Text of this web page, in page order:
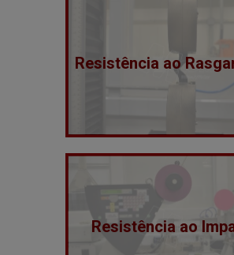
Resistência ao
Resistência ao